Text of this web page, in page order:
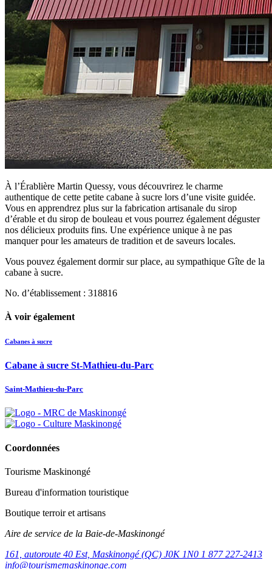
À l’Érablière Martin Quessy, vous découvrirez le charme
authentique de cette petite cabane à sucre lors d’une visite guidée.
Vous en apprendrez plus sur la fabrication artisanale du sirop
d’érable et du sirop de bouleau et vous pourrez également déguster
nos délicieux produits fins. Une expérience unique à ne pas
manquer pour les amateurs de tradition et de saveurs locales.
Vous pouvez également dormir sur place, au sympathique Gîte de la
cabane à sucre.
No. d’établissement : 318816
À voir également
Cabanes à sucre
Cabane à sucre St-Mathieu-du-Parc
Saint-Mathieu-du-Parc
Coordonnées
Tourisme Maskinongé
Bureau d'information touristique
Boutique terroir et artisans
Aire de service de la Baie-de-Maskinongé
161, autoroute 40 Est, Maskinongé (QC) J0K 1N0 1 877 227-2413
info@tourismemaskinonge.com